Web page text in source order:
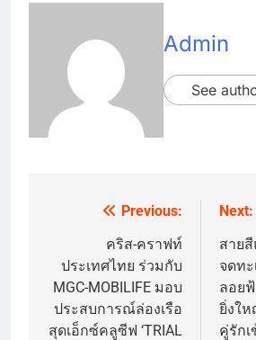
Admin
See
navigation
Previous:
คริส-คราฟท์
ประเทศไทย ร่วมกับ
MGC-MOBILIFE มอบ
ประสบการณ์ล่องเรือ
สุดเอ็กซ์คลูซีฟ ‘TRIAL
Next:
สาย
จดท
ลอย
ยิ่งใ
คู่รัก